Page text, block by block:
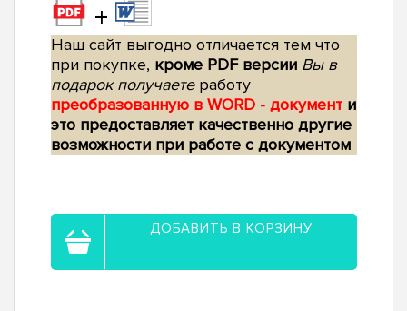
+
Наш сайт выгодно отличается тем что
при покупке, кроме PDF версии Вы в
подарок получаетеработу
преобразованную в WORD - документ и
это предоставляет качественно другие
возможности при работе с документом
ДОБАВИТЬ В КОРЗИНУ